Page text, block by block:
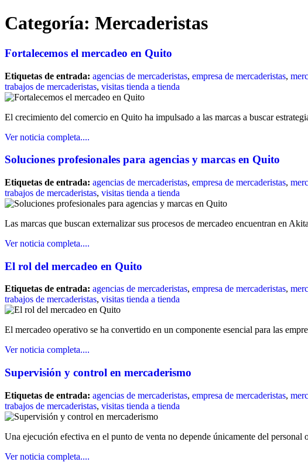
Categoría: Mercaderistas
Fortalecemos el mercadeo en Quito
Etiquetas de entrada: agencias de mercaderistas, empresa de mercaderistas,
trabajos de mercaderistas, visitas tienda a tienda
El crecimiento del comercio en Quito ha impulsado a las marcas a buscar
Ver noticia completa....
Soluciones profesionales para agencias y marcas en Quito
Etiquetas de entrada: agencias de mercaderistas, empresa de mercaderistas,
trabajos de mercaderistas, visitas tienda a tienda
Las marcas que buscan externalizar sus procesos de mercadeo encuentran en
Ver noticia completa....
El rol del mercadeo en Quito
Etiquetas de entrada: agencias de mercaderistas, empresa de mercaderistas,
trabajos de mercaderistas, visitas tienda a tienda
El mercadeo operativo se ha convertido en un componente esencial para las
Ver noticia completa....
Supervisión y control en mercaderismo
Etiquetas de entrada: agencias de mercaderistas, empresa de mercaderistas,
trabajos de mercaderistas, visitas tienda a tienda
Una ejecución efectiva en el punto de venta no depende únicamente del
Ver noticia completa....